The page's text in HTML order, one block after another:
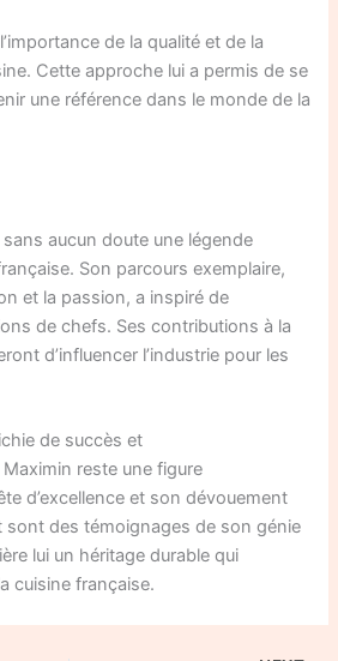
de la qualité et de la
Cette approche lui a permis de se
une référence dans le monde de la
aucun doute une légende
Son parcours exemplaire,
et la passion, a inspiré de
de chefs. Ses contributions à la
d’influencer l’industrie pour les
de succès et
reste une figure
d’excellence et son dévouement
sont des témoignages de son génie
lui un héritage durable qui
cuisine française.